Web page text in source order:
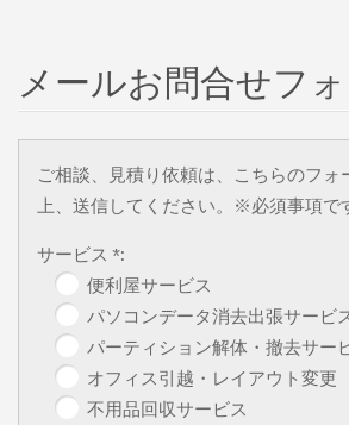
メールお問合せフ
ご相談、見積り依頼は、こちらのフォ
上、送信してください。※必須事項で
サービス *:
便利屋サービス
パソコンデータ消去出張サービ
パーティション解体・撤去サー
オフィス引越・レイアウト変更
不用品回収サービス